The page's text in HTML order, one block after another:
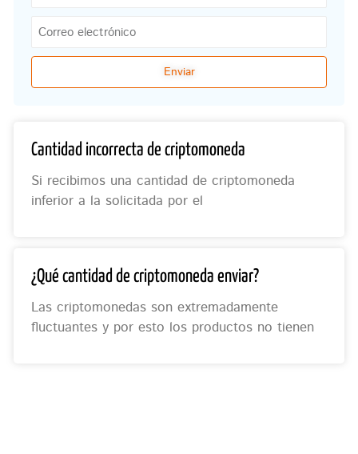
Correo
electrónico
Enviar
Cantidad incorrecta de criptomoneda
Si recibimos una cantidad de criptomoneda
inferior a la solicitada por el
¿Qué cantidad de criptomoneda enviar?
Las criptomonedas son extremadamente
fluctuantes y por esto los productos no tienen